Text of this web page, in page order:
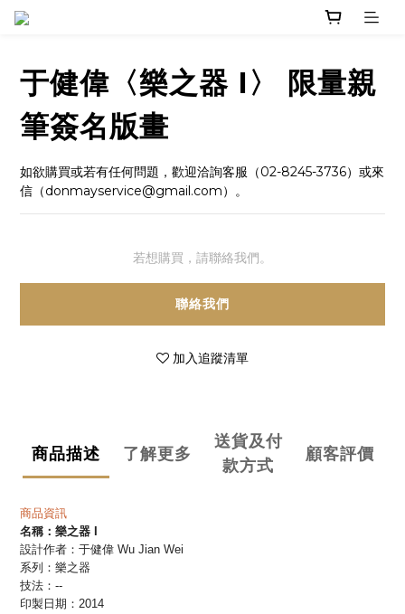
于健偉〈樂之器 I〉 限量親
筆簽名版畫
如欲購買或若有任何問題，歡迎洽詢客服（02-8245-3736）或來
信（donmayservice@gmail.com）。
若想購買，請聯絡我們。
聯絡我們
加入追蹤清單
商品描述 了解更多
送貨及付
款方式
顧客評價
商品資訊
名稱： 樂之器 I
設計作者：于健偉 Wu Jian Wei
系列：樂之器
技法： --
印製日期：2014